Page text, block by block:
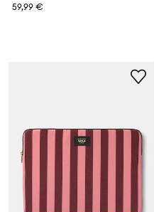
59,99 €